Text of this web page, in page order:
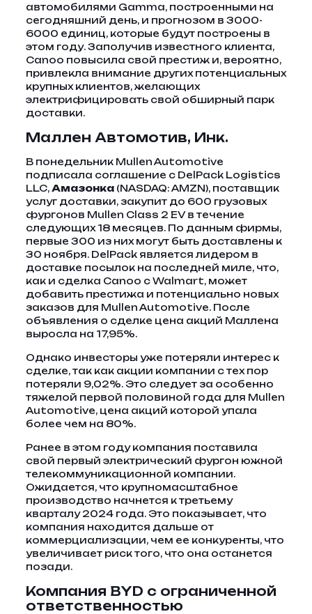
автомобилями Gamma, построенными на
сегодняшний день, и прогнозом в 3000-
6000 единиц, которые будут построены в
этом году. Заполучив известного клиента,
Canoo повысила свой престиж и, вероятно,
привлекла внимание других потенциальных
крупных клиентов, желающих
электрифицировать свой обширный парк
доставки.
Маллен Автомотив, Инк.
В понедельник Mullen Automotive
подписала соглашение с DelPack Logistics
LLC,Амазонка(NASDAQ: AMZN), поставщик
услуг доставки, закупит до 600 грузовых
фургонов Mullen Class 2 EV в течение
следующих 18 месяцев. По данным фирмы,
первые 300 из них могут быть доставлены к
30 ноября. DelPack является лидером в
доставке посылок на последней миле, что,
как и сделка Canoo с Walmart, может
добавить престижа и потенциально новых
заказов для Mullen Automotive. После
объявления о сделке цена акций Маллена
выросла на 17,95%.
Однако инвесторы уже потеряли интерес к
сделке, так как акции компании с тех пор
потеряли 9,02%. Это следует за особенно
тяжелой первой половиной года для Mullen
Automotive, цена акций которой упала
более чем на 80%.
Ранее в этом году компания поставила
свой первый электрический фургон южной
телекоммуникационной компании.
Ожидается, что крупномасштабное
производство начнется к третьему
кварталу 2024 года. Это показывает, что
компания находится дальше от
коммерциализации, чем ее конкуренты, что
увеличивает риск того, что она останется
позади.
Компания BYD с ограниченной
ответственностью